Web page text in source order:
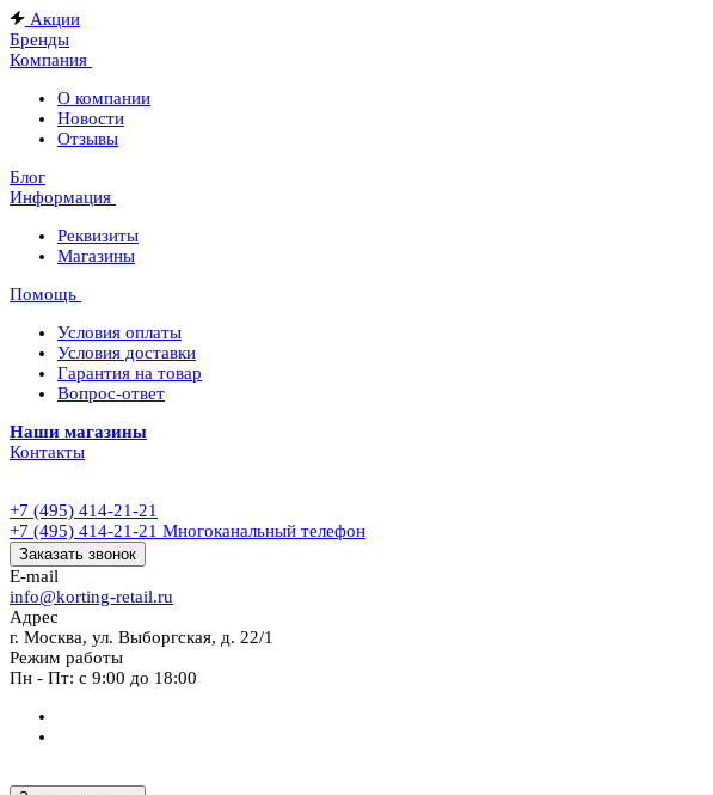
Акции
Бренды
Компания
О компании
Новости
Отзывы
Блог
Информация
Реквизиты
Магазины
Помощь
Условия оплаты
Условия доставки
Гарантия на товар
Вопрос-ответ
Наши магазины
Контакты
+7 (495) 414-21-21
+7 (495) 414-21-21 Многоканальный телефон
Заказать звонок
E-mail
info@korting-retail.ru
Адрес
г. Москва, ул. Выборгская, д. 22/1
Режим работы
Пн - Пт: с 9:00 до 18:00